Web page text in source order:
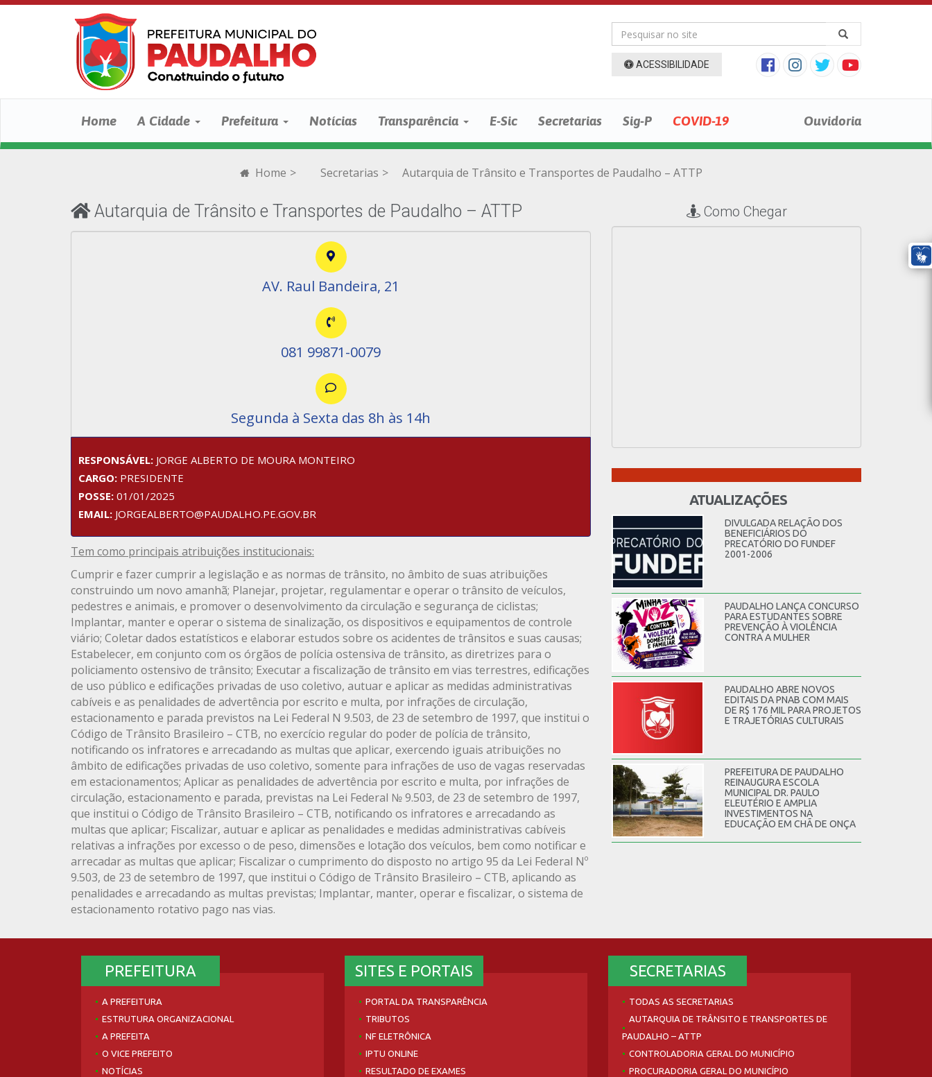
ACESSIBILIDADE
Home A Cidade Prefeitura Notícias Transparência E-Sic Secretarias Sig-P COVID-19 Ouvidoria
Home > Secretarias > Autarquia de Trânsito e Transportes de Paudalho – ATTP
Autarquia de Trânsito e Transportes de Paudalho – ATTP
AV. Raul Bandeira, 21
081 99871-0079
Segunda à Sexta das 8h às 14h
RESPONSÁVEL: JORGE ALBERTO DE MOURA MONTEIRO
CARGO: PRESIDENTE
POSSE: 01/01/2025
EMAIL: JORGEALBERTO@PAUDALHO.PE.GOV.BR
Tem como principais atribuições institucionais:
Cumprir e fazer cumprir a legislação e as normas de trânsito, no âmbito de suas atribuições
construindo um novo amanhã; Planejar, projetar, regulamentar e operar o trânsito de veículos,
pedestres e animais, e promover o desenvolvimento da circulação e segurança de ciclistas;
Implantar, manter e operar o sistema de sinalização, os dispositivos e equipamentos de controle
viário; Coletar dados estatísticos e elaborar estudos sobre os acidentes de trânsitos e suas causas;
Estabelecer, em conjunto com os órgãos de polícia ostensiva de trânsito, as diretrizes para o
policiamento ostensivo de trânsito; Executar a fiscalização de trânsito em vias terrestres, edificações
de uso público e edificações privadas de uso coletivo, autuar e aplicar as medidas administrativas
cabíveis e as penalidades de advertência por escrito e multa, por infrações de circulação,
estacionamento e parada previstos na Lei Federal N 9.503, de 23 de setembro de 1997, que institui o
Código de Trânsito Brasileiro – CTB, no exercício regular do poder de polícia de trânsito,
notificando os infratores e arrecadando as multas que aplicar, exercendo iguais atribuições no
âmbito de edificações privadas de uso coletivo, somente para infrações de uso de vagas reservadas
em estacionamentos; Aplicar as penalidades de advertência por escrito e multa, por infrações de
circulação, estacionamento e parada, previstas na Lei Federal № 9.503, de 23 de setembro de 1997,
que institui o Código de Trânsito Brasileiro – CTB, notificando os infratores e arrecadando as
multas que aplicar; Fiscalizar, autuar e aplicar as penalidades e medidas administrativas cabíveis
relativas a infrações por excesso o de peso, dimensões e lotação dos veículos, bem como notificar e
arrecadar as multas que aplicar; Fiscalizar o cumprimento do disposto no artigo 95 da Lei Federal Nº
9.503, de 23 de setembro de 1997, que institui o Código de Trânsito Brasileiro – СТВ, аplicando as
penalidades e arrecadando as multas previstas; Implantar, manter, operar e fiscalizar, o sistema de
estacionamento rotativo pago nas vias.
Como Chegar
ATUALIZAÇÕES
DIVULGADA RELAÇÃO DOS
BENEFICIÁRIOS DO
PRECATÓRIO DO FUNDEF
2001-2006
PAUDALHO LANÇA CONCURSO
PARA ESTUDANTES SOBRE
PREVENÇÃO À VIOLÊNCIA
CONTRA A MULHER
PAUDALHO ABRE NOVOS
EDITAIS DA PNAB COM MAIS
DE R$ 176 MIL PARA PROJETOS
E TRAJETÓRIAS CULTURAIS
PREFEITURA DE PAUDALHO
REINAUGURA ESCOLA
MUNICIPAL DR. PAULO
ELEUTÉRIO E AMPLIA
INVESTIMENTOS NA
EDUCAÇÃO EM CHÃ DE ONÇA
PREFEITURA
A PREFEITURA
ESTRUTURA ORGANIZACIONAL
A PREFEITA
O VICE PREFEITO
NOTÍCIAS
SITES E PORTAIS
PORTAL DA TRANSPARÊNCIA
TRIBUTOS
NF ELETRÔNICA
IPTU ONLINE
RESULTADO DE EXAMES
SECRETARIAS
TODAS AS SECRETARIAS
AUTARQUIA DE TRÂNSITO E TRANSPORTES DE
PAUDALHO – ATTP
CONTROLADORIA GERAL DO MUNICÍPIO
PROCURADORIA GERAL DO MUNICÍPIO